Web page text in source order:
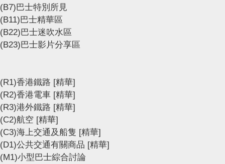
(B7)巴士特別所見
(B11)巴士精華區
(B22)巴士迷吹水區
(B23)巴士影片分享區
(R1)香港鐵路 [精華]
(R2)香港電車 [精華]
(R3)港外鐵路 [精華]
(C2)航空 [精華]
(C3)海上交通及船隻 [精華]
(D1)公共交通有關商品 [精華]
(M1)小型巴士綜合討論